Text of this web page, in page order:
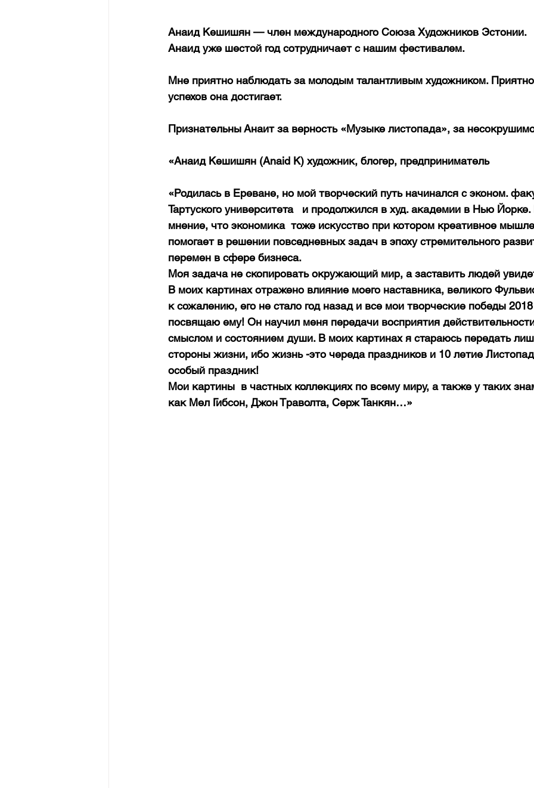
Анаид Кешишян — член международного Союза Художников Эстонии.
Анаид уже шестой год сотрудничает с нашим фестивалем.
Мне приятно наблюдать за молодым талантливым художником.
успехов она достигает.
Признательны Анаит за верность «Музыке листопада», за
«Анаид Кешишян (Anaid K) художник, блогер, предприниматель
«Родилась в Ереване, но мой творческий путь начинался с эконом.
Тартуского университета   и продолжился в худ. академии в Нью
мнение, что экономика  тоже искусство при котором креативное
помогает в решении повседневных задач в эпоху стремительного
перемен в сфере бизнеса.
Моя задача не скопировать окружающий мир, а заставить людей
В моих картинах отражено влияние моего наставника, великого
к сожалению, его не стало год назад и все мои творческие победы 2018
посвящаю ему! Он научил меня передачи восприятия
смыслом и состоянием души. В моих картинах я стараюсь передать
стороны жизни, ибо жизнь -это череда праздников и 10 летие
особый праздник!
Мои картины  в частных коллекциях по всему миру, а также у таких
как Мел Гибсон, Джон Траволта, Серж Танкян…»